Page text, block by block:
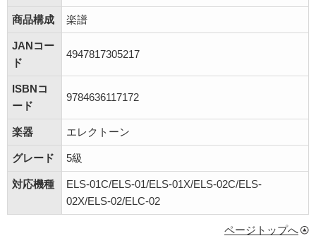
商品構成 楽譜
JANコー
ド
4947817305217
ISBNコ
ード
9784636117172
楽器 エレクトーン
グレード 5級
対応機種
ELS-01C/ELS-01/ELS-01X/ELS-02C/ELS-
02X/ELS-02/ELC-02
ページトップへ